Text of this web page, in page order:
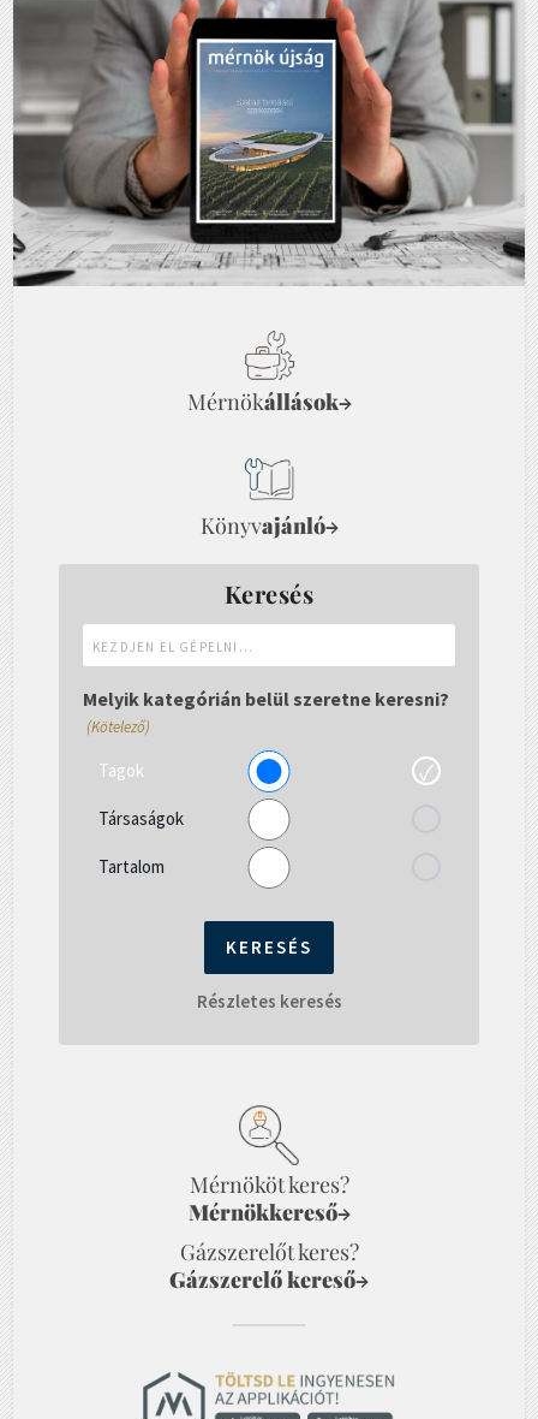
Mérnökállások→
Könyvajánló→
Keresés
el
gépelni...
Melyik kategórián belül szeretne keresni?
(Kötelező)
Tagok
Társaságok
Tartalom
Részletes keresés
Mérnököt keres?
Mérnökkereső→
Gázszerelőt keres?
Gázszerelő kereső→